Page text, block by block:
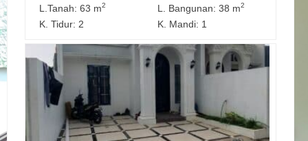
L.Tanah: 63 m2 L. Bangunan: 38 m2
K. Tidur: 2 K. Mandi: 1